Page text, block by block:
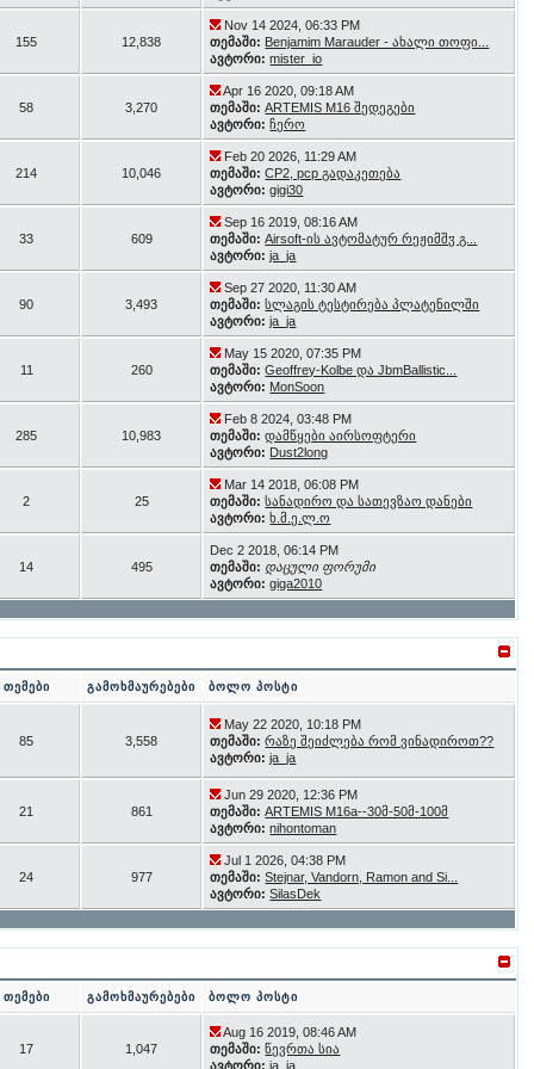
155 12,838
Nov 14 2024, 06:33 PM
თემაში: Benjamim Marauder - ახალი თოფი...
ავტორი: mister_io
58 3,270
Apr 16 2020, 09:18 AM
თემაში: ARTEMIS M16 შედეგები
ავტორი: ჩერო
214 10,046
Feb 20 2026, 11:29 AM
თემაში: CP2, pcp გადაკეთება
ავტორი: gigi30
33 609
Sep 16 2019, 08:16 AM
თემაში: Airsoft-ის ავტომატურ რეჟიმშჳ გ...
ავტორი: ja_ja
90 3,493
Sep 27 2020, 11:30 AM
თემაში: სლაგის ტესტირება პლატენილში
ავტორი: ja_ja
11 260
May 15 2020, 07:35 PM
თემაში: Geoffrey-Kolbe და JbmBallistic...
ავტორი: MonSoon
285 10,983
Feb 8 2024, 03:48 PM
თემაში: დამწყები აირსოფტერი
ავტორი: Dust2long
2 25
Mar 14 2018, 06:08 PM
თემაში: სანადირო და სათევზაო დანები
ავტორი: ხ.მ.ე.ლ.ო
14 495
Dec 2 2018, 06:14 PM
თემაში: დაცული ფორუმი
ავტორი: giga2010
თემები გამოხმაურებები ბოლო პოსტი
85 3,558
May 22 2020, 10:18 PM
თემაში: რაზე შეიძლება რომ ვინადიროთ??
ავტორი: ja_ja
21 861
Jun 29 2020, 12:36 PM
თემაში: ARTEMIS M16a--30მ-50მ-100მ
ავტორი: nihontoman
24 977
Jul 1 2026, 04:38 PM
თემაში: Stejnar, Vandorn, Ramon and Si...
ავტორი: SilasDek
თემები გამოხმაურებები ბოლო პოსტი
17 1,047
Aug 16 2019, 08:46 AM
თემაში: წევრთა სია
ავტორი: ja_ja